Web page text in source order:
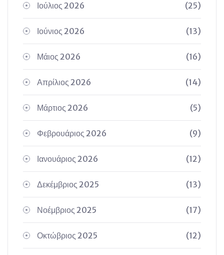
Ιούλιος 2026 (25)
Ιούνιος 2026 (13)
Μάιος 2026 (16)
Απρίλιος 2026 (14)
Μάρτιος 2026 (5)
Φεβρουάριος 2026 (9)
Ιανουάριος 2026 (12)
Δεκέμβριος 2025 (13)
Νοέμβριος 2025 (17)
Οκτώβριος 2025 (12)